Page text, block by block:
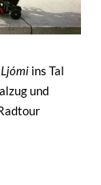
Ljómi ins Tal
und